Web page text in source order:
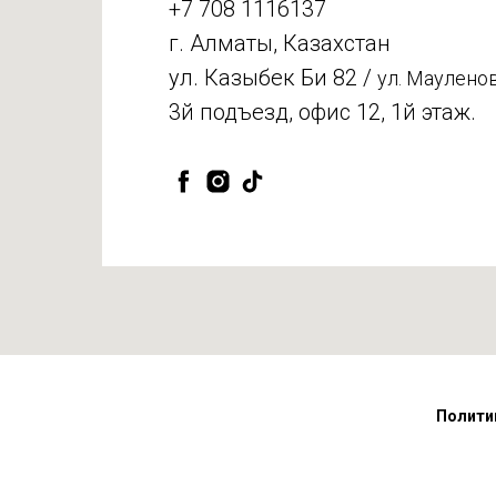
+7 708 1116137
г. Алматы, Казахстан
ул. Казыбек Би 82 / ул.
3й подъезд, офис 12, 1й этаж.